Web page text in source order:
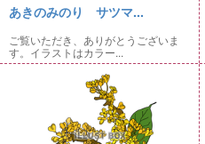
あきのみのり サツマ...
ご覧いただき、ありがとうございま
す。イラストはカラー...